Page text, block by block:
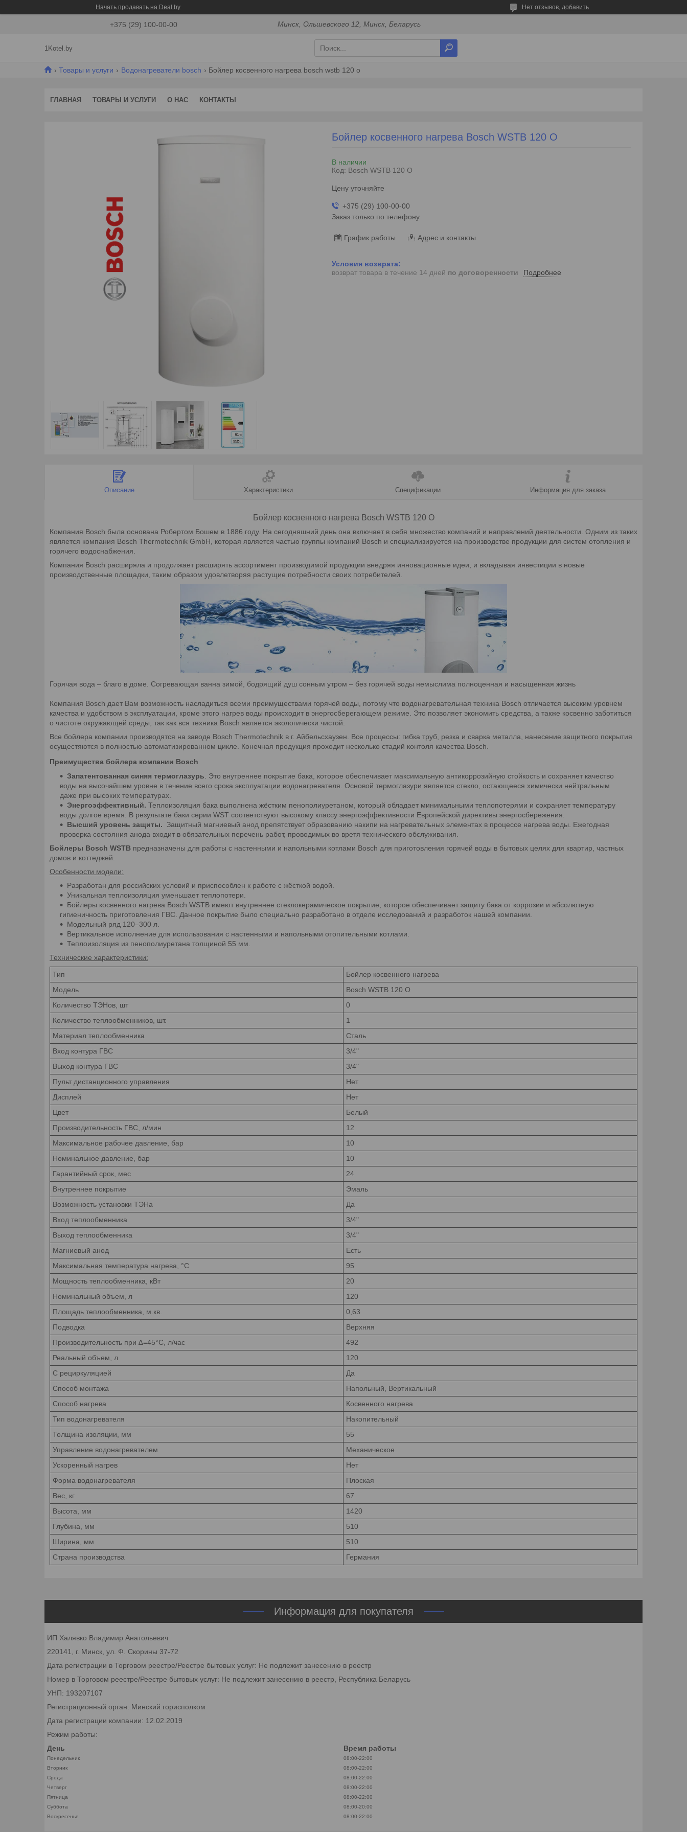
Начать продавать на Deal.by Нет отзывов, добавить
+375 (29) 100-00-00 Минск, Ольшевского 12, Минск, Беларусь
1Kotel.by
Товары и услуги Водонагреватели bosch Бойлер косвенного нагрева bosch wstb 120 o
ГЛАВНАЯ ТОВАРЫ И УСЛУГИ О НАС КОНТАКТЫ
Бойлер косвенного нагрева Bosch WSTB 120 O
В наличии
Код: Bosch WSTB 120 O
Цену уточняйте
+375 (29) 100-00-00
Заказ только по телефону
График работы Адрес и контакты
возврат товара в течение 14 дней по договоренности Подробнее
Описание Характеристики Спецификации Информация для заказа
Бойлер косвенного нагрева Bosch WSTB 120 O
Компания Bosch была основана Робертом Бошем в 1886 году. На сегодняшний день она включает в себя множество компаний и направлений деятельности. Одним из таких
является компания Bosch Thermotechnik GmbH, которая является частью группы компаний Bosch и специализируется на производстве продукции для систем отопления и
горячего водоснабжения.
Компания Bosch расширяла и продолжает расширять ассортимент производимой продукции внедряя инновационные идеи, и вкладывая инвестиции в новые
производственные площадки, таким образом удовлетворяя растущие потребности своих потребителей.
Горячая вода – благо в доме. Согревающая ванна зимой, бодрящий душ сонным утром – без горячей воды немыслима полноценная и насыщенная жизнь
Компания Bosch дает Вам возможность насладиться всеми преимуществами горячей воды, потому что водонагревательная техника Bosch отличается высоким уровнем
качества и удобством в эксплуатации, кроме этого нагрев воды происходит в энергосберегающем режиме. Это позволяет экономить средства, а также косвенно заботиться
о чистоте окружающей среды, так как вся техника Bosch является экологически чистой.
Все бойлера компании производятся на заводе Bosch Thermotechnik в г. Айбельсхаузен. Все процессы: гибка труб, резка и сварка металла, нанесение защитного покрытия
осущестяются в полностью автоматизированном цикле. Конечная продукция проходит несколько стадий контоля качества Bosch.
Преимущества бойлера компании Bosch
Запатентованная синяя термоглазурь . Это внутреннее покрытие бака, которое обеспечивает максимальную антикоррозийную стойкость и сохраняет качество
воды на высочайшем уровне в течение всего срока эксплуатации водонагревателя. Основой термоглазури является стекло, остающееся химически нейтральным
даже при высоких температурах.
Энергоэффективный. Теплоизоляция бака выполнена жёстким пенополиуретаном, который обладает минимальными теплопотерями и сохраняет температуру
воды долгое время. В результате баки серии WST соответствуют высокому классу энергоэффективности Европейской директивы энергосбережения.
Высший уровень защиты. Защитный магниевый анод препятствует образованию накипи на нагревательных элементах в процессе нагрева воды. Ежегодная
проверка состояния анода входит в обязательных перечень работ, проводимых во вретя технического обслуживания.
Бойлеры Bosch WSTB предназначены для работы с настенными и напольными котлами Bosch для приготовления горячей воды в бытовых целях для квартир, частных
домов и коттеджей.
Особенности модели:
Разработан для российских условий и приспособлен к работе с жёсткой водой.
Уникальная теплоизоляция уменьшает теплопотери.
Бойлеры косвенного нагрева Bosch WSTB имеют внутреннее стеклокерамическое покрытие, которое обеспечивает защиту бака от коррозии и абсолютную
гигиеничность приготовления ГВС. Данное покрытие было специально разработано в отделе исследований и разработок нашей компании.
Модельный ряд 120–300 л.
Вертикальное исполнение для использования с настенными и напольными отопительными котлами.
Теплоизоляция из пенополиуретана толщиной 55 мм.
Технические характеристики:
Тип
Бойлер косвенного нагрева
Модель
Bosch WSTB 120 O
Количество ТЭНов, шт
0
Количество теплообменников, шт.
1
Материал теплообменника
Сталь
Вход контура ГВС
3/4"
Выход контура ГВС
3/4"
Пульт дистанционного управления
Нет
Дисплей
Нет
Цвет
Белый
Производительность ГВС, л/мин
12
Максимальное рабочее давление, бар
10
Номинальное давление, бар
10
Гарантийный срок, мес
24
Внутреннее покрытие
Эмаль
Возможность установки ТЭНа
Да
Вход теплообменника
3/4"
Выход теплообменника
3/4"
Магниевый анод
Есть
Максимальная температура нагрева, °C
95
Мощность теплообменника, кВт
20
Номинальный объем, л
120
Площадь теплообменника, м.кв.
0,63
Подводка
Верхняя
Производительность при ∆=45°С, л/час
492
Реальный объем, л
120
С рециркуляцией
Да
Способ монтажа
Напольный, Вертикальный
Способ нагрева
Косвенного нагрева
Тип водонагревателя
Накопительный
Толщина изоляции, мм
55
Управление водонагревателем
Механическое
Ускоренный нагрев
Нет
Форма водонагревателя
Плоская
Вес, кг
67
Высота, мм
1420
Глубина, мм
510
Ширина, мм
510
Страна производства
Германия
Информация для покупателя
ИП Халявко Владимир Анатольевич
220141, г. Минск, ул. Ф. Скорины 37-72
Дата регистрации в Торговом реестре/Реестре бытовых услуг: Не подлежит занесению в реестр
Номер в Торговом реестре/Реестре бытовых услуг: Не подлежит занесению в реестр, Республика Беларусь
УНП: 193207107
Регистрационный орган: Минский горисполком
Дата регистрации компании: 12.02.2019
Режим работы:
День
Время работы
Понедельник
08:00-22:00
Вторник
08:00-22:00
Среда
08:00-22:00
Четверг
08:00-22:00
Пятница
08:00-22:00
Суббота
08:00-20:00
Воскресенье
08:00-22:00